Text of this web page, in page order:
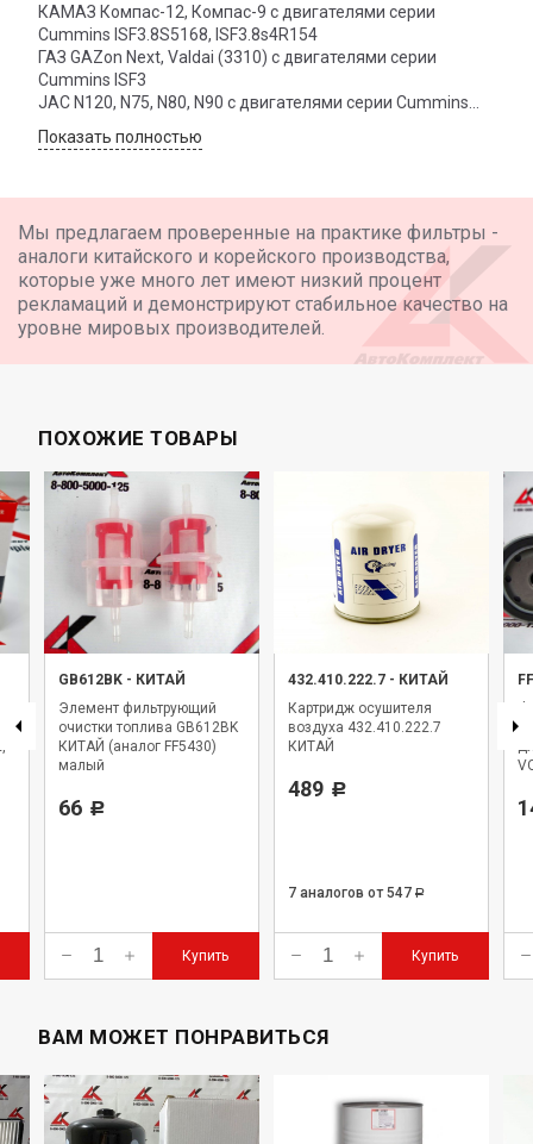
КАМАЗ Компас-12, Компас-9 с двигателями серии
Cummins ISF3.8S5168, ISF3.8s4R154
ГАЗ GAZon Next, Valdai (3310) с двигателями серии
Cummins ISF3
JAC N120, N75, N80, N90 с двигателями серии Cummins
DAF TRUCKS LF II (2006-2013) с двигателями серии FR 103,
Показать полностью
Мы предлагаем проверенные на практике фильтры -
аналоги китайского и корейского производства,
которые уже много лет имеют низкий процент
рекламаций и демонстрируют стабильное качество на
уровне мировых производителей.
ПОХОЖИЕ ТОВАРЫ
GB612BK - КИТАЙ
Элемент фильтрующий
очистки топлива GB612BK
КИТАЙ (аналог FF5430)
малый
66 Р
Купить
432.410.222.7 - КИТАЙ
Картридж осушителя
воздуха 432.410.222.7
КИТАЙ
489 Р
7 аналогов от 547 Р
Купить
ВАМ МОЖЕТ ПОНРАВИТЬСЯ